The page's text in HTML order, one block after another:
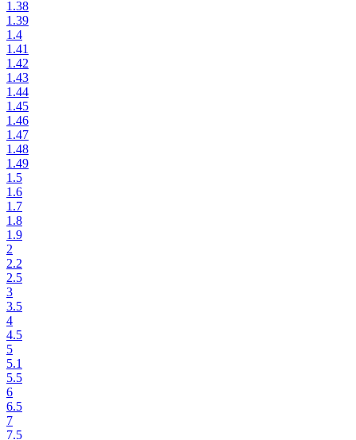
1.38
1.39
1.4
1.41
1.42
1.43
1.44
1.45
1.46
1.47
1.48
1.49
1.5
1.6
1.7
1.8
1.9
2
2.2
2.5
3
3.5
4
4.5
5
5.1
5.5
6
6.5
7
7.5